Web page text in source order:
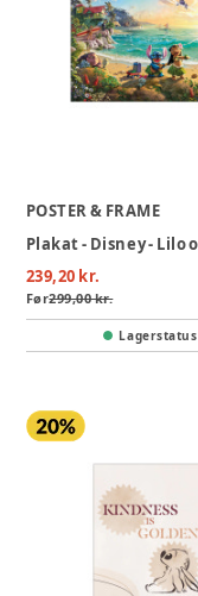
POSTER & FRAME
239,20 kr.
Før299,00 kr.
Lagerstatus